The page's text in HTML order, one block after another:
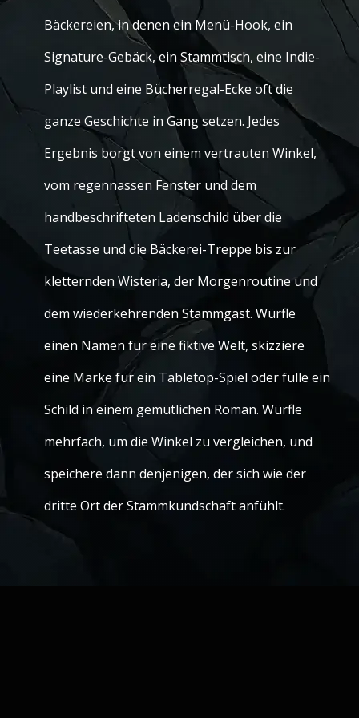
Bäckereien, in denen ein Menü-Hook, ein
Signature-Gebäck, ein Stammtisch, eine Indie-
Playlist und eine Bücherregal-Ecke oft die
ganze Geschichte in Gang setzen. Jedes
Ergebnis borgt von einem vertrauten Winkel,
vom regennassen Fenster und dem
handbeschrifteten Ladenschild über die
Teetasse und die Bäckerei-Treppe bis zur
kletternden Wisteria, der Morgenroutine und
dem wiederkehrenden Stammgast. Würfle
einen Namen für eine fiktive Welt, skizziere
eine Marke für ein Tabletop-Spiel oder fülle ein
Schild in einem gemütlichen Roman. Würfle
mehrfach, um die Winkel zu vergleichen, und
speichere dann denjenigen, der sich wie der
dritte Ort der Stammkundschaft anfühlt.